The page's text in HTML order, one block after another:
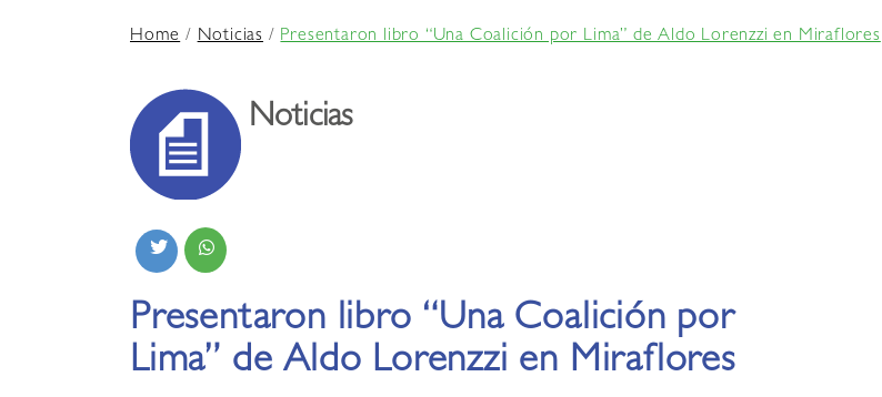
Home/Noticias /Presentaron libro “Una Coalición por Lima” de Aldo Lorenzzi en Miraflores
Noticias
Presentaron libro “Una Coalición por
Lima” de Aldo Lorenzzi en Miraflores